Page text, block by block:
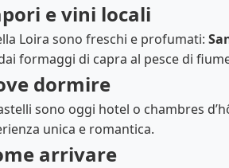
e vini locali
Loira sono freschi e profumati:
formaggi di capra al pesce di
dormire
sono oggi hotel o chambres
unica e romantica.
arrivare